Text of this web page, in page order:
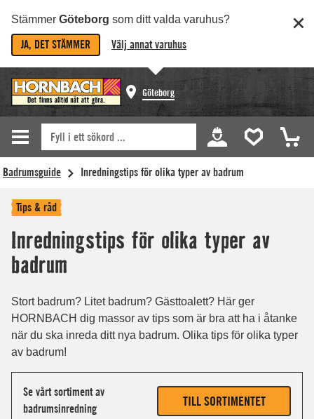
Stämmer Göteborg som ditt valda varuhus?
JA, DET STÄMMER Välj annat varuhus
Göteborg